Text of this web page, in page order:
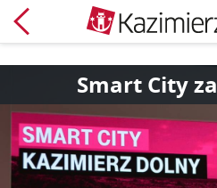
Smart City